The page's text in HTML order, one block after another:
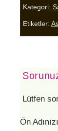
Kategori:
Etiketler:
Lütfen
Ön